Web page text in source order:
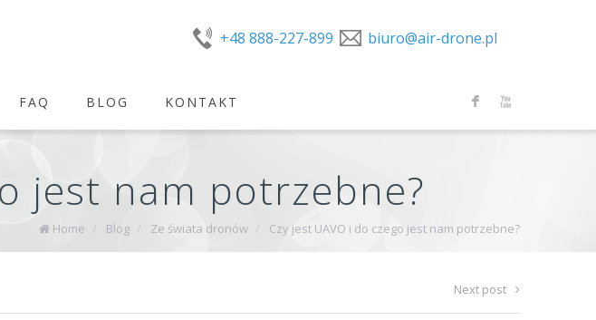
F X
+48 888-227-899 biuro@air-drone.pl
FAQ BLOG KONTAKT
jest nam potrzebne?
Home / Blog / Ze świata dronów / Czy jest UAVO i do czego jest nam potrzebne?
Next post